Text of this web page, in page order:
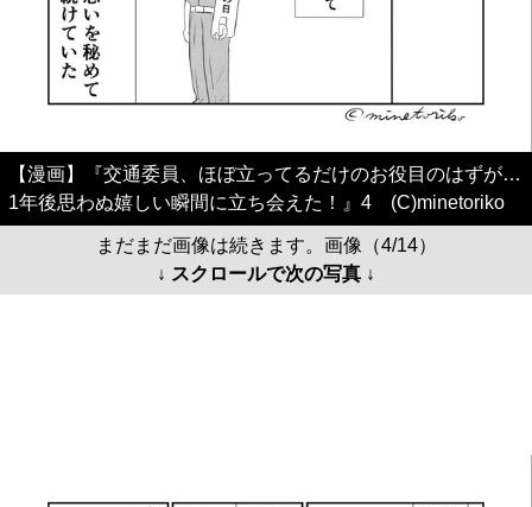
【漫画】『交通委員、ほぼ立ってるだけのお役目のはずが…
1年後思わぬ嬉しい瞬間に立ち会えた！』4 (C)minetoriko
まだまだ画像は続きます。画像（4/14）
↓ スクロールで次の写真 ↓